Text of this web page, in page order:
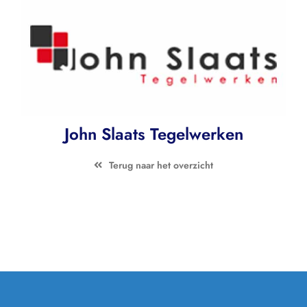
Zoeken
John Slaats Tegelwerken
Terug naar het overzicht